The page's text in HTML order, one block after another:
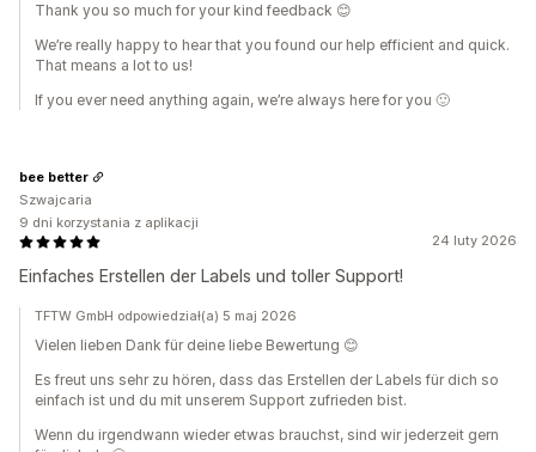
Thank you so much for your kind feedback 😊
We’re really happy to hear that you found our help efficient and quick.
That means a lot to us!
If you ever need anything again, we’re always here for you 🙂
24 luty 2026
Einfaches Erstellen der Labels und toller Support!
bee better
Szwajcaria
9 dni korzystania z aplikacji
TFTW GmbH odpowiedział(a) 5 maj 2026
Vielen lieben Dank für deine liebe Bewertung 😊
Es freut uns sehr zu hören, dass das Erstellen der Labels für dich so
einfach ist und du mit unserem Support zufrieden bist.
Wenn du irgendwann wieder etwas brauchst, sind wir jederzeit gern